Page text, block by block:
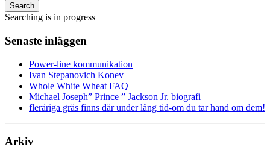
Search
Searching is in progress
Senaste inläggen
Power-line kommunikation
Ivan Stepanovich Konev
Whole White Wheat FAQ
Michael Joseph” Prince ” Jackson Jr. biografi
fleråriga gräs finns där under lång tid-om du tar hand om dem!
Arkiv